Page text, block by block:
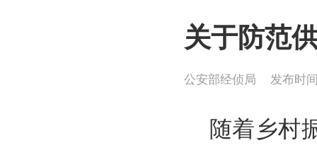
关于防范
公安部经侦局 发布时
随着乡村